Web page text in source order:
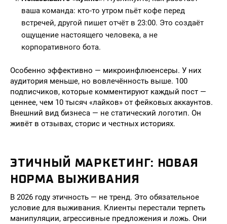
ваша команда: кто-то утром пьёт кофе перед
встречей, другой пишет отчёт в 23:00. Это создаёт
ощущение настоящего человека, а не
корпоративного бота.
Особенно эффективно — микроинфлюенсеры. У них
аудитория меньше, но вовлечённость выше. 100
подписчиков, которые комментируют каждый пост —
ценнее, чем 10 тысяч «лайков» от фейковых аккаунтов.
Внешний вид бизнеса — не статический логотип. Он
живёт в отзывах, сторис и честных историях.
ЭТИЧНЫЙ МАРКЕТИНГ: НОВАЯ
НОРМА ВЫЖИВАНИЯ
В 2026 году этичность — не тренд. Это обязательное
условие для выживания. Клиенты перестали терпеть
манипуляции, агрессивные предложения и ложь. Они